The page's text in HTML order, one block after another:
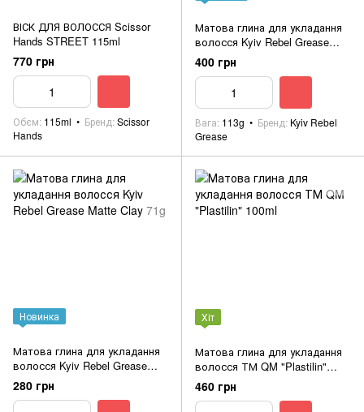
ВІСК ДЛЯ ВОЛОССЯ Scissor
Hands STREET 115ml
770 грн
Обєм 115ml Бренд Scissor
Hands
Матова глина для укладання
волосся Kyiv Rebel Grease
Matte Clay 113g
400 грн
Вага 113g Бренд Kyiv Rebel
Grease
Новинка
Матова глина для укладання
волосся Kyiv Rebel Grease
Matte Clay 71g
280 грн
Хіт
Матова глина для укладання
волосся ТМ QM "Plastilin"
100ml
460 грн